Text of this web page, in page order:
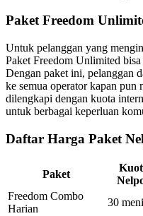
Paket Freedom
Untuk pelanggan yang
Paket Freedom Unlimited
Dengan paket ini, pelanggan
ke semua operator kapan
dilengkapi dengan kuota
untuk berbagai keperluan
Daftar Harga Paket
Paket
Freedom Combo
Harian
30